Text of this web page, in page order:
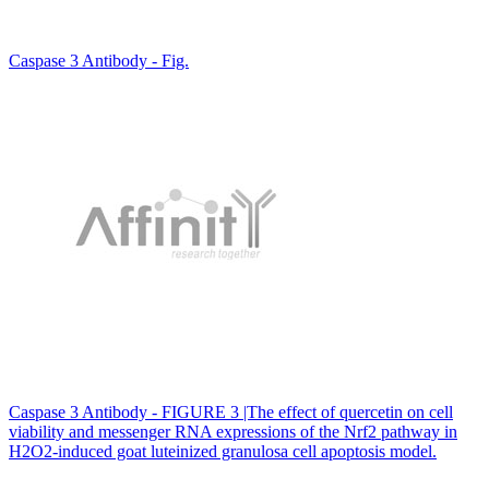
Caspase 3 Antibody - Fig.
Caspase 3 Antibody - FIGURE 3 |The effect of quercetin on cell
viability and messenger RNA expressions of the Nrf2 pathway in
H2O2‐induced goat luteinized granulosa cell apoptosis model.